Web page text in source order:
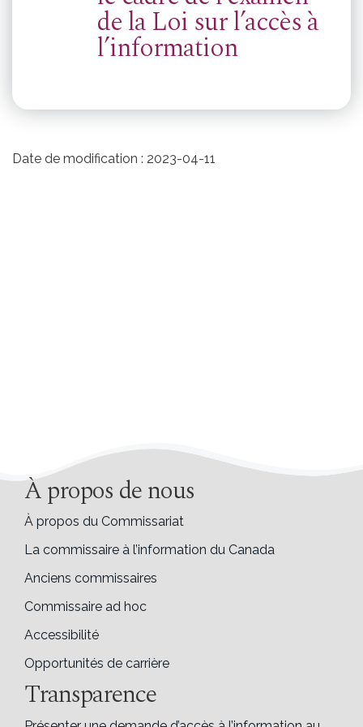
de la Loi sur l’accès à
l’information
Date de modification : 2023-04-11
À propos de nous
À propos du Commissariat
La commissaire à l’information du Canada
Anciens commissaires
Commissaire ad hoc
Accessibilité
Opportunités de carrière
Transparence